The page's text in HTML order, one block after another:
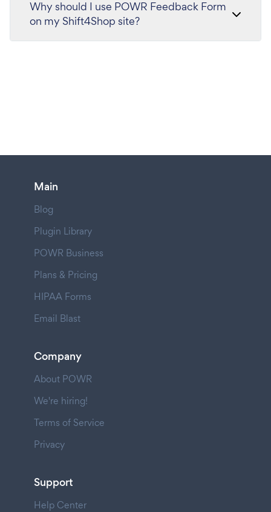
Why should I use POWR Feedback Form
on my Shift4Shop site?
Main
Blog
Plugin Library
POWR Business
Plans & Pricing
HIPAA Forms
Email Blast
Company
About POWR
We're hiring!
Terms of Service
Privacy
Support
Help Center